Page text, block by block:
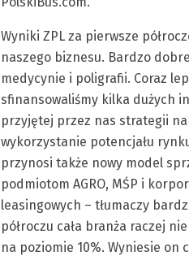
Wyniki ZPL za pierwsze
naszego biznesu. Bardzo
medycynie i poligrafii. Coraz
sfinansowaliśmy kilka dużych
przyjętej przez nas strategii na
wykorzystanie potencjału
przynosi także nowy model
podmiotom AGRO, MŚP i
leasingowych – tłumaczy
półroczu cała branża raczej
na poziomie 10%. Wyniesie on